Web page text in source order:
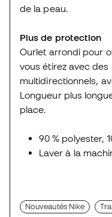
de la peau.
Plus de protection
Ourlet arrondi pour
vous étirez avec des
multidirectionnels,
Longueur plus
place.
90 % polyester,
Laver à la
Nouveautés Nike